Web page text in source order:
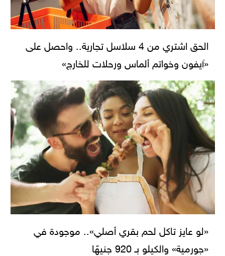
الحق اشتري من 4 سلاسل تجارية.. واحصل على
«آيفون وخواتم ألماس ورحلات للخارج»
«لو عايز تاكل لحم بقري أصلي».. موجودة في
«جورمية» والكيلو بـ 920 جنيهًا